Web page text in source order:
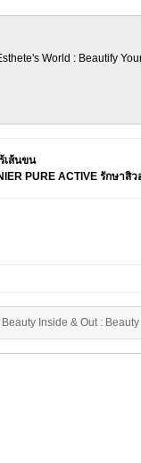
World : Beautify
เส้นขน
PURE ACTIVE รักษา
Inside & Out :